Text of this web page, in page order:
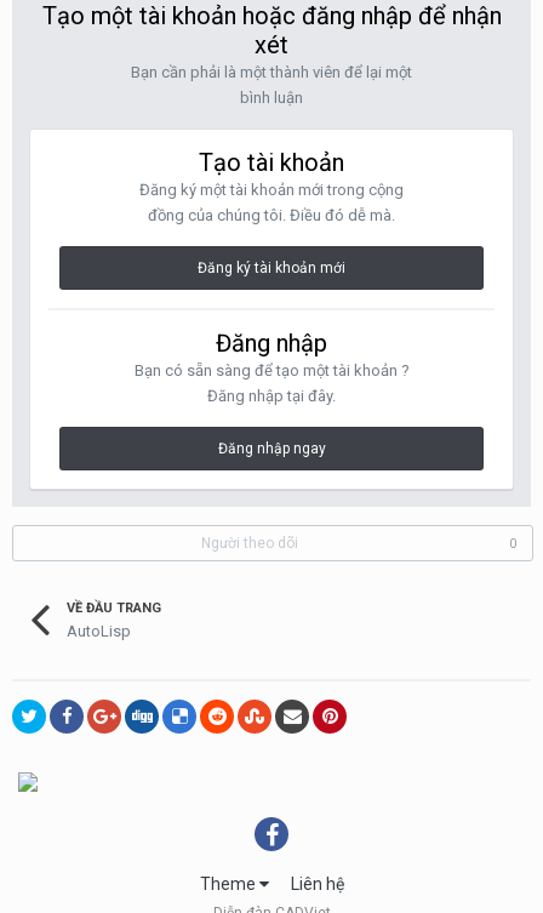
Tạo một tài khoản hoặc đăng nhập để nhận
xét
Bạn cần phải là một thành viên để lại một
bình luận
Tạo tài khoản
Đăng ký một tài khoản mới trong cộng
đồng của chúng tôi. Điều đó dễ mà.
Đăng ký tài khoản mới
Đăng nhập
Bạn có sẵn sàng để tạo một tài khoản ?
Đăng nhập tại đây.
Đăng nhập ngay
Người theo dõi 0
VỀ ĐẦU TRANG
AutoLisp
Theme Liên hệ